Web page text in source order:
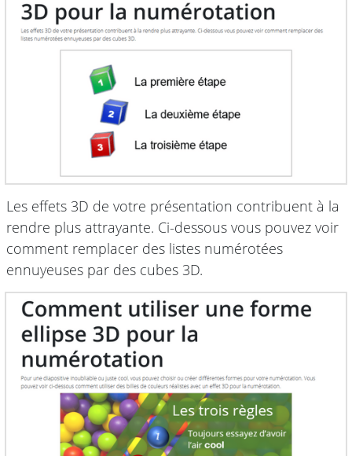
Les effets 3D de votre présentation contribuent à la
rendre plus attrayante. Ci-dessous vous pouvez voir
comment remplacer des listes numérotées
ennuyeuses par des cubes 3D.